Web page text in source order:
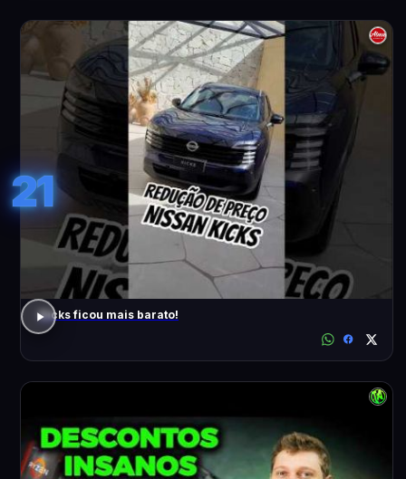
21
Kicks ficou mais barato!